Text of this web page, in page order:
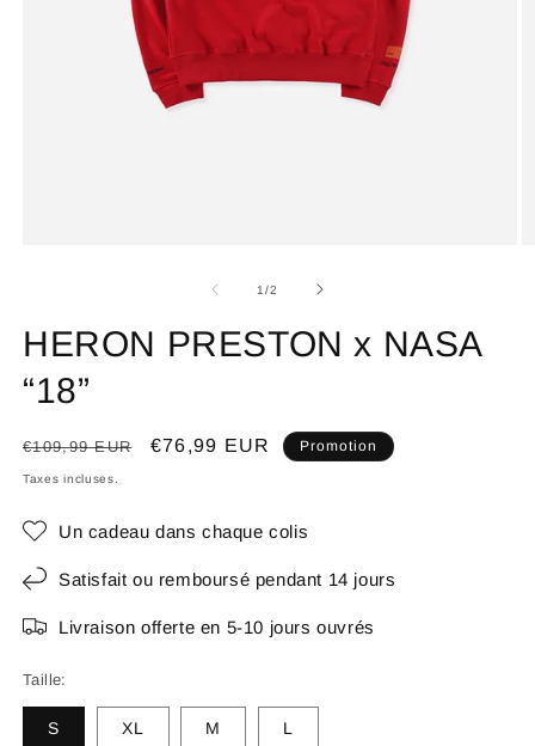
1/de
2
HERON PRESTON x NASA
“18”
Prix
habituel
€109,99 EUR
Prix
€76,99 EUR Promotion
Taxes incluses.
Un cadeau dans chaque colis
Satisfait ou remboursé pendant 14 jours
Livraison offerte en 5-10 jours ouvrés
Taille:
S XL M L